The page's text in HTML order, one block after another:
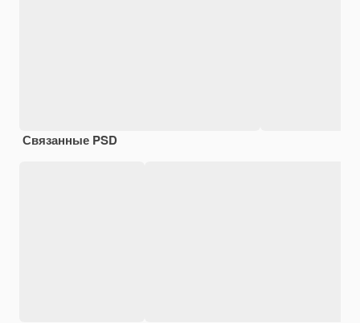
Связанные PSD